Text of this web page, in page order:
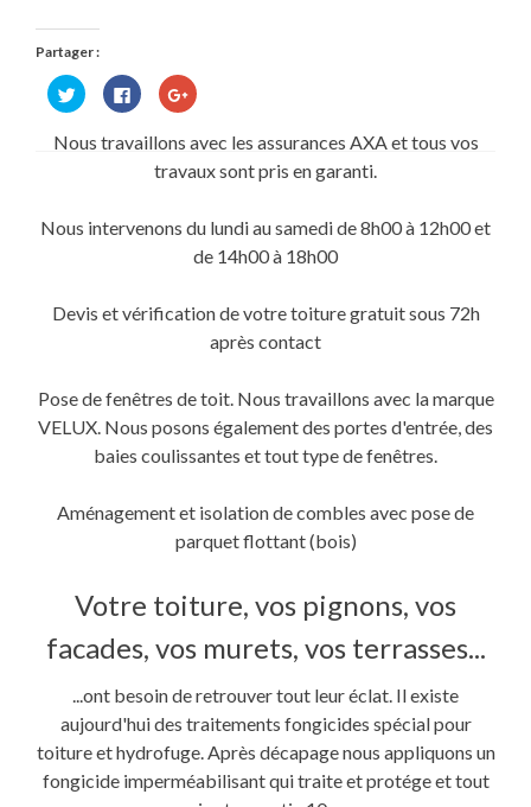
Partager :
Cliquez
pour
partager
Twitter(ouvre
Cliquez
pour
partager
sur
Facebook(ouvre
dans
une
Cliquez
pour
Google+
dans
fenêtre)
Nous travaillons avec les assurances AXA et tous vos
travaux sont pris en garanti.
Nous intervenons du lundi au samedi de 8h00 à 12h00 et
de 14h00 à 18h00
Devis et vérification de votre toiture gratuit sous 72h
après contact
Pose de fenêtres de toit. Nous travaillons avec la marque
VELUX. Nous posons également des portes d'entrée, des
baies coulissantes et tout type de fenêtres.
Aménagement et isolation de combles avec pose de
parquet flottant (bois)
Votre toiture, vos pignons, vos
facades, vos murets, vos terrasses...
...ont besoin de retrouver tout leur éclat. Il existe
aujourd'hui des traitements fongicides spécial pour
toiture et hydrofuge. Après décapage nous appliquons un
fongicide imperméabilisant qui traite et protége et tout